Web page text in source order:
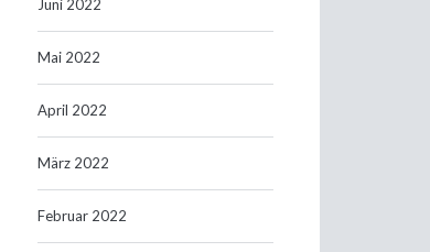
Juni 2022
Mai 2022
April 2022
März 2022
Februar 2022